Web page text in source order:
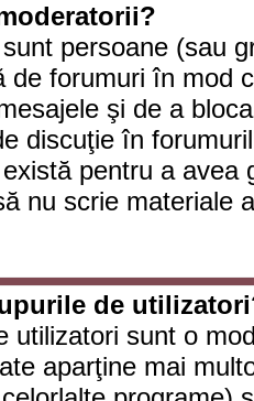
persoane (sau
de forumuri în mod
şi de a
discuţie în
pentru a avea
nu scrie materiale
de
utilizatori sunt o
aparţine mai